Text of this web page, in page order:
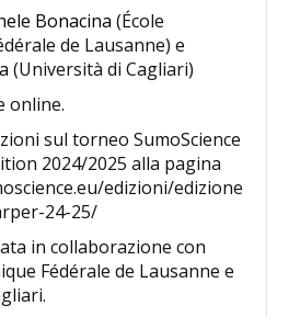
Bonacina (École
de Lausanne) e
(Università di Cagliari)
online.
sul torneo SumoScience
2024/2025 alla pagina
edizioni/edizione
24-25/
in collaborazione con
Fédérale de Lausanne e